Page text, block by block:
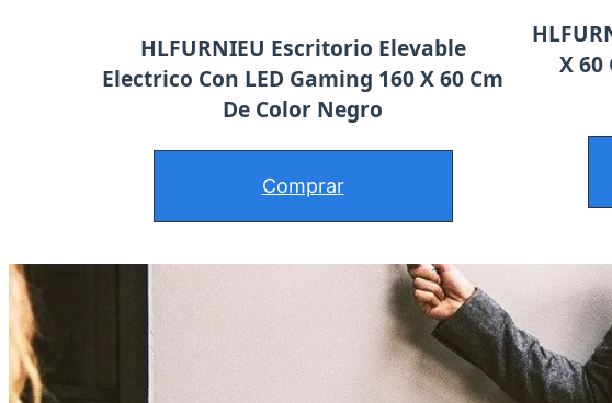
HLFURNIEU Escritorio Elevable
Electrico Con LED Gaming 160 X 60 Cm
De Color Negro
Comprar
X 60